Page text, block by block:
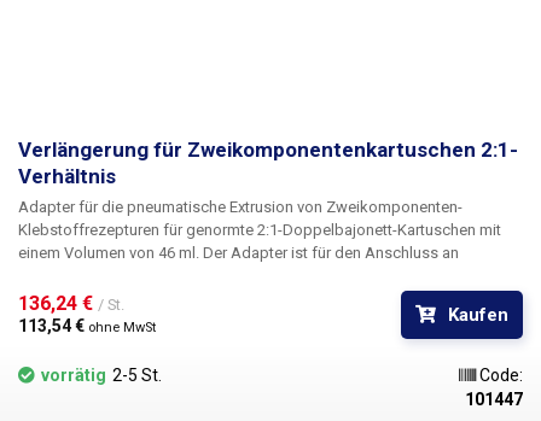
Verlängerung für Zweikomponentenkartuschen 2:1-
Verhältnis
Adapter für die pneumatische Extrusion von Zweikomponenten-
Klebstoffrezepturen für genormte 2:1-Doppelbajonett-Kartuschen mit
einem Volumen von 46 ml. Der Adapter ist für den Anschluss an
geeignet. Die beiden Dosierkolben sind fest mit dem großen
Innenkolben verbunden und fahren gleichzeitig aus; dies gewährleistet
eine vollkommen gleichmäßige Dosierung, auch wenn die Viskosität der
beiden Komponenten der zu dosierenden Chemikalie unterschiedlich ist.
136,24 € / St.
113,54 € ohne MwSt
Kaufen
vorrätig 2-5 St.
Code:
101447